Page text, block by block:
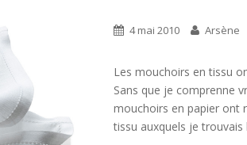
4 mai 2010 Arsène
Les mouchoirs en tissu
Sans que je comprenne
mouchoirs en papier ont
tissu auxquels je